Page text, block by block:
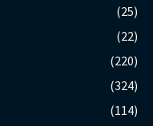
(25)
(22)
(220)
(324)
(114)